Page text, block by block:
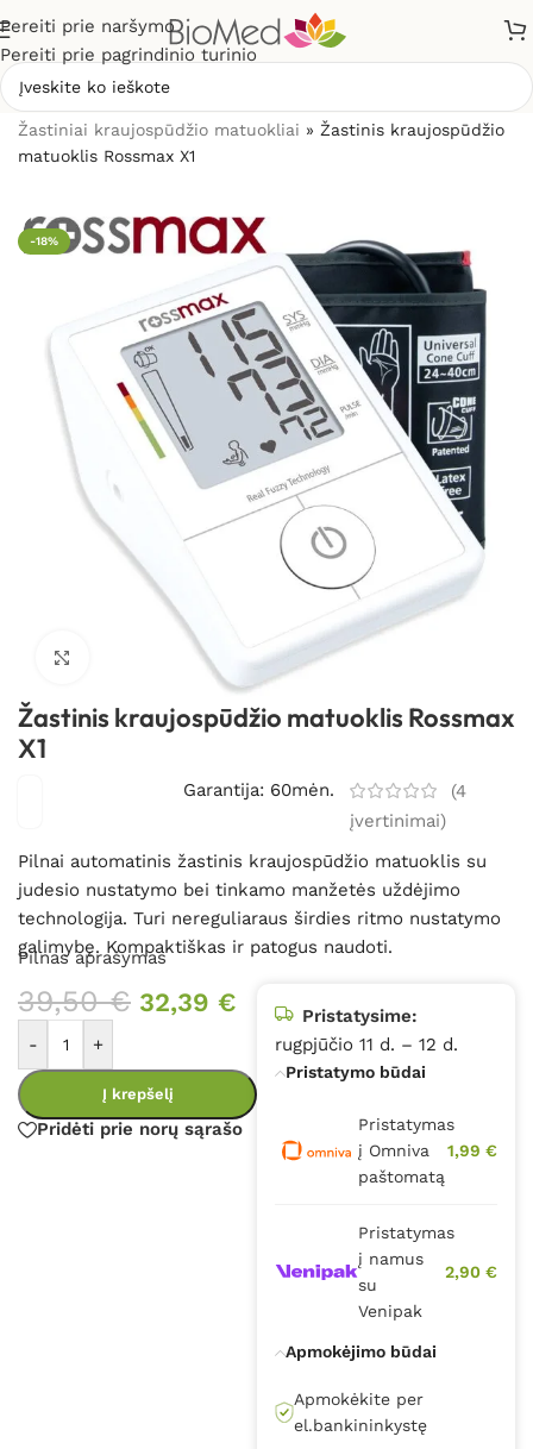
Pereiti prie naršymo
Pereiti prie pagrindinio turinio
Žastiniai kraujospūdžio matuokliai » Žastinis kraujospūdžio
matuoklis Rossmax X1
-18%
Spustelėkite, kad padidintumėte
Žastinis kraujospūdžio matuoklis Rossmax
X1
Garantija: 60mėn. (4
įvertinimai)
Pilnai automatinis žastinis kraujospūdžio matuoklis su
judesio nustatymo bei tinkamo manžetės uždėjimo
technologija. Turi nereguliaraus širdies ritmo nustatymo
galimybę. Kompaktiškas ir patogus naudoti.
Pilnas aprašymas
39,50€ 32,39 €
- +
Į krepšelį
Pridėti prie norų sąrašo
Pristatysime:
rugpjūčio 11 d. – 12 d.
Pristatymo būdai
Pristatymas
į Omniva
paštomatą
1,99 €
Pristatymas
į namus
su
Venipak
2,90 €
Apmokėjimo būdai
Apmokėkite per
el.bankininkystę